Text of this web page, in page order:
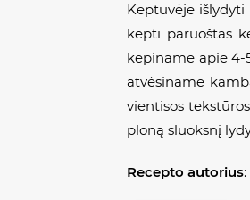
Keptuvėje
kepti paruoštas
kepiname apie 4-
atvėsiname
vientisos
ploną sluoksnį
Recepto autorius: